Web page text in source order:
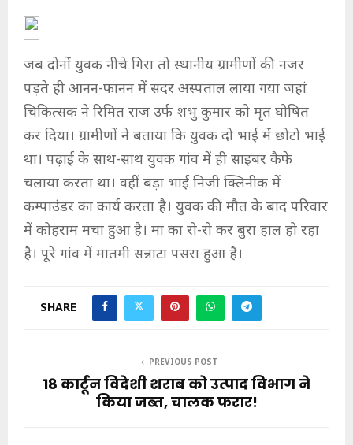
जब दोनों युवक नीचे गिरा तो स्थानीय ग्रामीणों की नजर
पड़ते ही आनन-फानन में सदर अस्पताल लाया गया जहां
चिकित्सक ने रिमित राज उर्फ शंभु कुमार को मृत घोषित
कर दिया। ग्रामीणों ने बताया कि युवक दो भाई में छोटो भाई
था। पढ़ाई के साथ-साथ युवक गांव में ही साइबर कैफे
चलाया करता था। वहीं बड़ा भाई निजी क्लिनीक में
कम्पाउंडर का कार्य करता है। युवक की मौत के बाद परिवार
में कोहराम मचा हुआ है। मां का रो-रो कर बुरा हाल हो रहा
है। पूरे गांव में मातमी सन्नाटा पसरा हुआ है।
SHARE
PREVIOUS POST
18 कार्टून विदेशी शराब को उत्पाद विभाग ने
किया जब्त, चालक फरार!